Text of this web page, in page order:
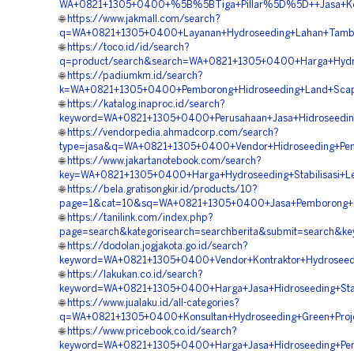
🌐 https://www.jakmall.com/search?
🌐 https://toco.id/id/search?
q=product/
🌐 https://padiumkm.id/search?
🌐 https://katalog.inaproc.id/search?
🌐 https://vendorpedia.ahmadcorp.com/search?
🌐 https://www.jakartanotebook.com/search?
🌐 https://bela.gratisongkir.id/products/10?
🌐 https://tanilink.com/index.php?
🌐 https://dodolan.jogjakota.go.id/search?
🌐 https://lakukan.co.id/search?
🌐 https://www.jualaku.id/all-categories?
🌐 https://www.pricebook.co.id/search?